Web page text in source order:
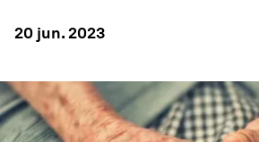
20 jun. 2023